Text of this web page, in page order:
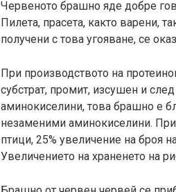
Червеното брашно яде добре
Пилета, прасета, както варени,
получени с това угояване, се
При производството на
субстрат, промит, изсушен и
аминокиселини, това брашно е
незаменими аминокиселини.
птици, 25% увеличение на броя
Увеличението на храненето на